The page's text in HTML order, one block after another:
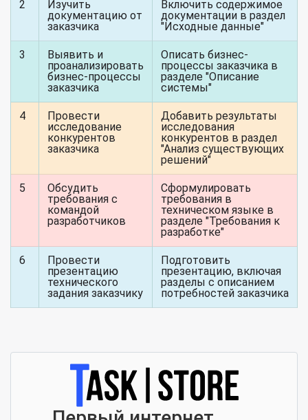
2
Изучить
документацию от
заказчика
Включить содержимое
документации в раздел
"Исходные данные"
3
Выявить и
проанализировать
бизнес-процессы
заказчика
Описать бизнес-
процессы заказчика в
разделе "Описание
системы"
4
Провести
исследование
конкурентов
заказчика
Добавить результаты
исследования
конкурентов в раздел
"Анализ существующих
решений"
5
Обсудить
требования с
командой
разработчиков
Сформулировать
требования в
техническом языке в
разделе "Требования к
разработке"
6
Провести
презентацию
технического
задания заказчику
Подготовить
презентацию, включая
разделы с описанием
потребностей заказчика